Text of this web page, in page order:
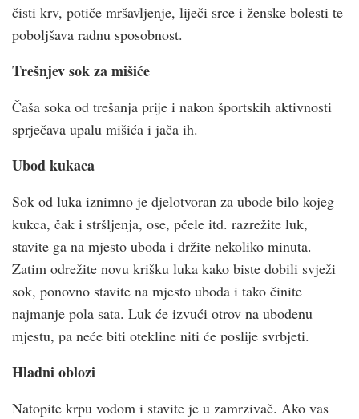
čisti krv, potiče mršavljenje, liječi srce i ženske bolesti te
poboljšava radnu sposobnost.
Trešnjev sok za mišiće
Čaša soka od trešanja prije i nakon športskih aktivnosti
sprječava upalu mišića i jača ih.
Ubod kukaca
Sok od luka iznimno je djelotvoran za ubode bilo kojeg
kukca, čak i stršljenja, ose, pčele itd. razrežite luk,
stavite ga na mjesto uboda i držite nekoliko minuta.
Zatim odrežite novu krišku luka kako biste dobili svježi
sok, ponovno stavite na mjesto uboda i tako činite
najmanje pola sata. Luk će izvući otrov na ubodenu
mjestu, pa neće biti otekline niti će poslije svrbjeti.
Hladni oblozi
Natopite krpu vodom i stavite je u zamrzivač. Ako vas